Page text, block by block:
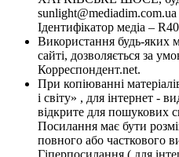
sunlight@mediadim.com.ua
Ідентифікатор медіа –
Використання будь-яких
сайті, дозволяється за
Корреспондент.net.
При копіюванні
і світу» , для інтернет -
відкрите для пошукових
Посилання має бути
повного або часткового